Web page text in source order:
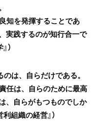
知を発揮することであ
実践するのが知行合一で
）
は、自らだけである。
任は、自らのために最高
、自らがもつものでしか
組織の経営』）